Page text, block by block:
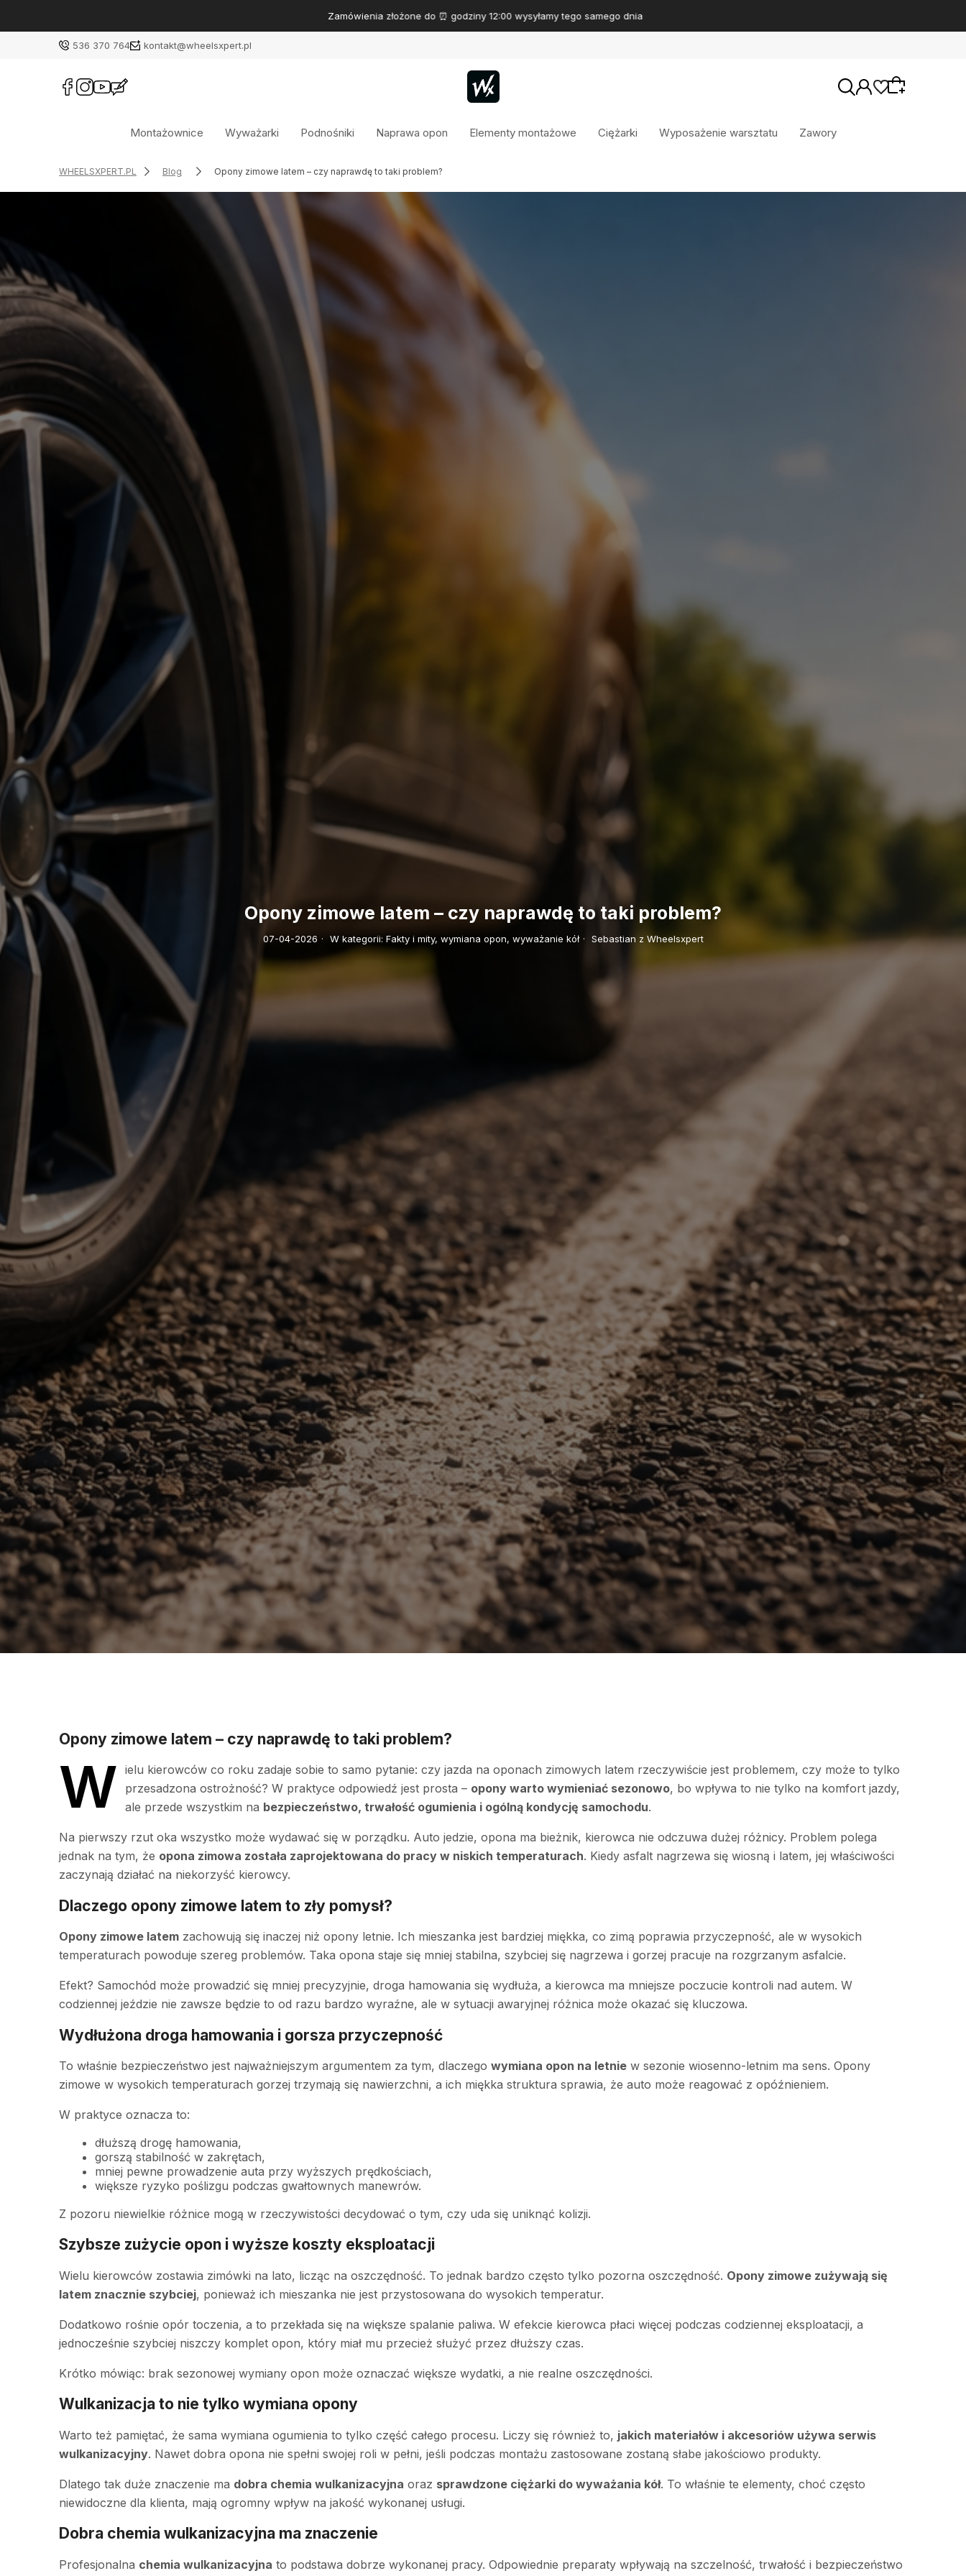
Zamówienia złożone do ⏰ godziny 12:00 wysyłamy tego samego dnia
536 370 764 kontakt@wheelsxpert.pl
Montażownice Wyważarki Podnośniki Naprawa opon Elementy montażowe Ciężarki Wyposażenie warsztatu Zawory
WHEELSXPERT.PL Blog Opony zimowe latem – czy naprawdę to taki problem?
Opony zimowe latem – czy naprawdę to taki problem?
07-04-2026 · W kategorii: Fakty i mity, wymiana opon, wyważanie kół · Sebastian z Wheelsxpert
Opony zimowe latem – czy naprawdę to taki problem?
W ielu kierowców co roku zadaje sobie to samo pytanie: czy jazda na oponach zimowych latem rzeczywiście jest problemem, czy może to tylko
przesadzona ostrożność? W praktyce odpowiedź jest prosta – opony warto wymieniać sezonowo, bo wpływa to nie tylko na komfort jazdy,
ale przede wszystkim na bezpieczeństwo, trwałość ogumienia i ogólną kondycję samochodu.
Na pierwszy rzut oka wszystko może wydawać się w porządku. Auto jedzie, opona ma bieżnik, kierowca nie odczuwa dużej różnicy. Problem polega
jednak na tym, że opona zimowa została zaprojektowana do pracy w niskich temperaturach. Kiedy asfalt nagrzewa się wiosną i latem, jej właściwości
zaczynają działać na niekorzyść kierowcy.
Dlaczego opony zimowe latem to zły pomysł?
Opony zimowe latem zachowują się inaczej niż opony letnie. Ich mieszanka jest bardziej miękka, co zimą poprawia przyczepność, ale w wysokich
temperaturach powoduje szereg problemów. Taka opona staje się mniej stabilna, szybciej się nagrzewa i gorzej pracuje na rozgrzanym asfalcie.
Efekt? Samochód może prowadzić się mniej precyzyjnie, droga hamowania się wydłuża, a kierowca ma mniejsze poczucie kontroli nad autem. W
codziennej jeździe nie zawsze będzie to od razu bardzo wyraźne, ale w sytuacji awaryjnej różnica może okazać się kluczowa.
Wydłużona droga hamowania i gorsza przyczepność
To właśnie bezpieczeństwo jest najważniejszym argumentem za tym, dlaczego wymiana opon na letnie w sezonie wiosenno-letnim ma sens. Opony
zimowe w wysokich temperaturach gorzej trzymają się nawierzchni, a ich miękka struktura sprawia, że auto może reagować z opóźnieniem.
W praktyce oznacza to:
dłuższą drogę hamowania,
gorszą stabilność w zakrętach,
mniej pewne prowadzenie auta przy wyższych prędkościach,
większe ryzyko poślizgu podczas gwałtownych manewrów.
Z pozoru niewielkie różnice mogą w rzeczywistości decydować o tym, czy uda się uniknąć kolizji.
Szybsze zużycie opon i wyższe koszty eksploatacji
Wielu kierowców zostawia zimówki na lato, licząc na oszczędność. To jednak bardzo często tylko pozorna oszczędność. Opony zimowe zużywają się
latem znacznie szybciej, ponieważ ich mieszanka nie jest przystosowana do wysokich temperatur.
Dodatkowo rośnie opór toczenia, a to przekłada się na większe spalanie paliwa. W efekcie kierowca płaci więcej podczas codziennej eksploatacji, a
jednocześnie szybciej niszczy komplet opon, który miał mu przecież służyć przez dłuższy czas.
Krótko mówiąc: brak sezonowej wymiany opon może oznaczać większe wydatki, a nie realne oszczędności.
Wulkanizacja to nie tylko wymiana opony
Warto też pamiętać, że sama wymiana ogumienia to tylko część całego procesu. Liczy się również to, jakich materiałów i akcesoriów używa serwis
wulkanizacyjny. Nawet dobra opona nie spełni swojej roli w pełni, jeśli podczas montażu zastosowane zostaną słabe jakościowo produkty.
Dlatego tak duże znaczenie ma dobra chemia wulkanizacyjna oraz sprawdzone ciężarki do wyważania kół. To właśnie te elementy, choć często
niewidoczne dla klienta, mają ogromny wpływ na jakość wykonanej usługi.
Dobra chemia wulkanizacyjna ma znaczenie
Profesjonalna chemia wulkanizacyjna to podstawa dobrze wykonanej pracy. Odpowiednie preparaty wpływają na szczelność, trwałość i bezpieczeństwo